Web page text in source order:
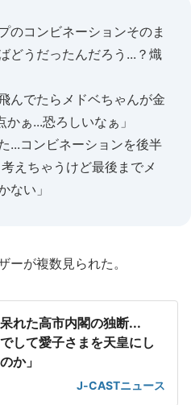
のコンビネーションそのま
どうだったんだろう...？熾
んでたらメドベちゃんが金
ぁ...恐ろしいなぁ」
...コンビネーションを後半
えちゃうけど最後までメ
ない」
ーが複数見られた。
れた高市内閣の独断...
でして愛子さまを天皇にし
か」
J-CASTニュース